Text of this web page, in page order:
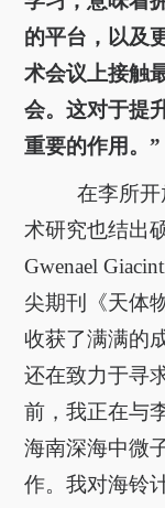
的平台，以及
术会议上接触
会。这对于提
重要的作用。”
在李所开
术研究也结出
Gwenael
尖期刊《天体
收获了满满的
还在致力于寻
前，我正在与
海南深海中微
作。我对海铃